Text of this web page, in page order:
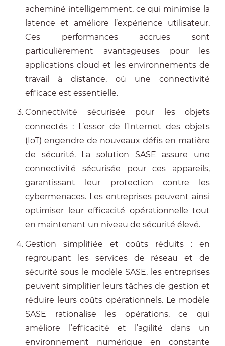
acheminé intelligemment, ce qui minimise la
latence et améliore l’expérience utilisateur.
Ces performances accrues sont
particulièrement avantageuses pour les
applications cloud et les environnements de
travail à distance, où une connectivité
efficace est essentielle.
Connectivité sécurisée pour les objets
connectés : L’essor de l’Internet des objets
(IoT) engendre de nouveaux défis en matière
de sécurité. La solution SASE assure une
connectivité sécurisée pour ces appareils,
garantissant leur protection contre les
cybermenaces. Les entreprises peuvent ainsi
optimiser leur efficacité opérationnelle tout
en maintenant un niveau de sécurité élevé.
Gestion simplifiée et coûts réduits : en
regroupant les services de réseau et de
sécurité sous le modèle SASE, les entreprises
peuvent simplifier leurs tâches de gestion et
réduire leurs coûts opérationnels. Le modèle
SASE rationalise les opérations, ce qui
améliore l’efficacité et l’agilité dans un
environnement numérique en constante